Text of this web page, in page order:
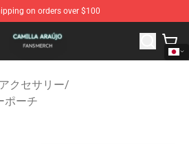
on orders over $100
- Official Camilla Araújo
クセサリー/
ポーチ